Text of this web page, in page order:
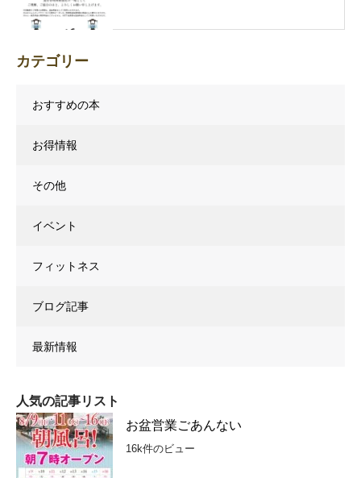
カテゴリー
おすすめの本
お得情報
その他
イベント
フィットネス
ブログ記事
最新情報
人気の記事リスト
お盆営業ごあんない
16k件のビュー